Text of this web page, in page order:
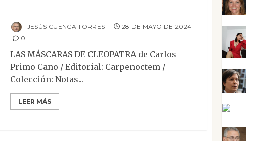
JESÚS CUENCA TORRES
28 DE MAYO DE 2024
0
LAS MÁSCARAS DE CLEOPATRA de Carlos
Primo Cano / Editorial: Carpenoctem /
Colección: Notas...
LEER MÁS